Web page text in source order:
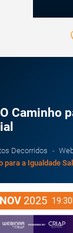
Caminho
Decorridos
para a Igualdade
NOV 2025